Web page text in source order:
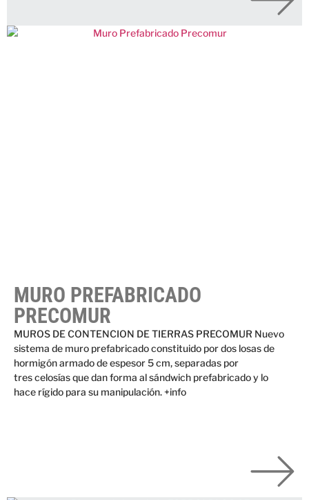
MURO PREFABRICADO
PRECOMUR
MUROS DE CONTENCION DE TIERRAS PRECOMUR Nuevo
sistema de muro prefabricado constituido por dos losas de
hormigón armado de espesor 5 cm, separadas por
tres celosías que dan forma al sándwich prefabricado y lo
hace rígido para su manipulación. +info